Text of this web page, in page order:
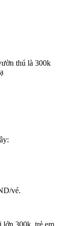
thú là 300k
vé.
lớn 300k, trẻ em